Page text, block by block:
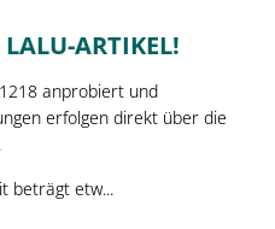
LALU-ARTIKEL!
anprobiert und
erfolgen direkt über die
beträgt etw...